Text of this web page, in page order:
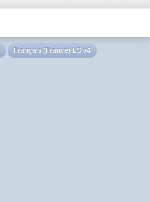
Français (France) LS v4